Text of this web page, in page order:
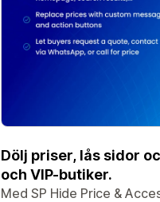
Dölj priser, lås sidor
och VIP-butiker.
Med SP Hide Price &